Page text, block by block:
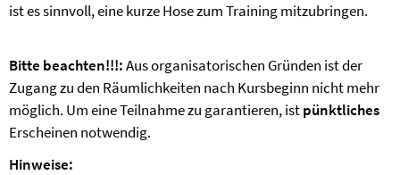
ist es sinnvoll, eine kurze Hose zum Training mitzubringen.
Bitte beachten!!!:Aus organisatorischen Gründen ist der
Zugang zu den Räumlichkeiten nach Kursbeginn nicht mehr
möglich. Um eine Teilnahme zu garantieren, istpünktliches
Erscheinen notwendig.
Hinweise: